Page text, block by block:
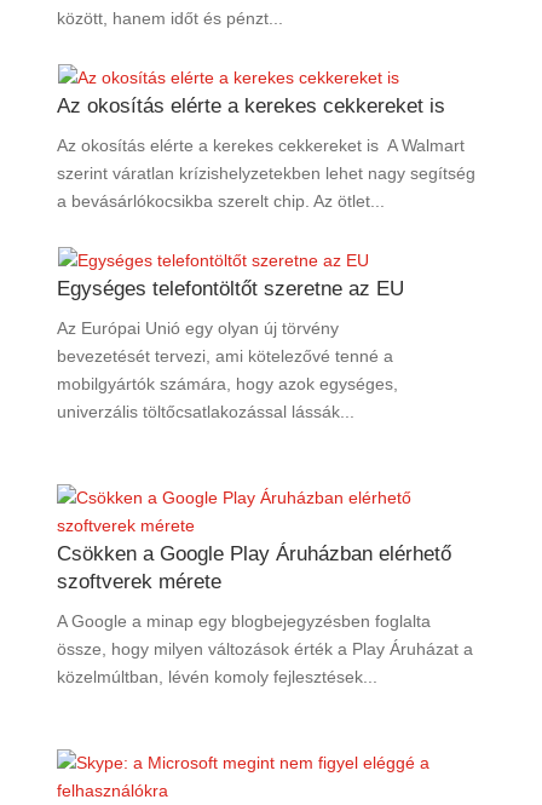
között, hanem időt és pénzt...
Az okosítás elérte a kerekes cekkereket is
Az okosítás elérte a kerekes cekkereket is A Walmart
szerint váratlan krízishelyzetekben lehet nagy segítség
a bevásárlókocsikba szerelt chip. Az ötlet...
Egységes telefontöltőt szeretne az EU
Az Európai Unió egy olyan új törvény
bevezetését tervezi, ami kötelezővé tenné a
mobilgyártók számára, hogy azok egységes,
univerzális töltőcsatlakozással lássák...
Csökken a Google Play Áruházban elérhető
szoftverek mérete
A Google a minap egy blogbejegyzésben foglalta
össze, hogy milyen változások érték a Play Áruházat a
közelmúltban, lévén komoly fejlesztések...